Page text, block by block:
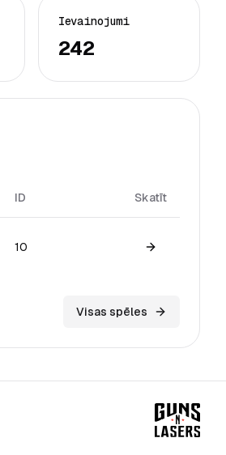
Ievainojumi
242
ID Skatīt
10
View game
Visas spēles